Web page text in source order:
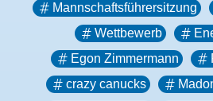
Mannschaftsführersitzung
Wettbewerb
Egon Zimmermann
crazy canucks